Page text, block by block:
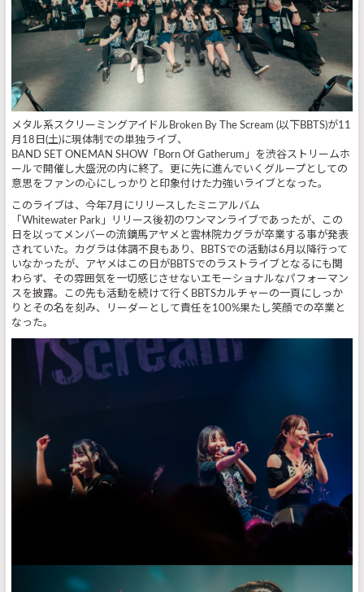
メタル系スクリーミングアイドルBroken By The Scream (以下BBTS)が11
月18日(土)に現体制での単独ライブ、
BAND SET ONEMAN SHOW「Born Of Gatherum」を渋谷ストリームホ
ールで開催し大盛況の内に終了。更に先に進んでいくグループとしての
意思をファンの心にしっかりと印象付けた力強いライブとなった。
このライブは、今年7月にリリースしたミニアルバム
「Whitewater Park」リリース後初のワンマンライブであったが、この
日を以ってメンバーの流鏑馬アヤメと雲林院カグラが卒業する事が発表
されていた。カグラは体調不良もあり、BBTSでの活動は6月以降行って
いなかったが、アヤメはこの日がBBTSでのラストライブとなるにも関
わらず、その雰囲気を一切感じさせないエモーショナルなパフォーマン
スを披露。この先も活動を続けて行くBBTSカルチャーの一頁にしっか
りとその名を刻み、リーダーとして責任を100%果たし笑顔での卒業と
なった。